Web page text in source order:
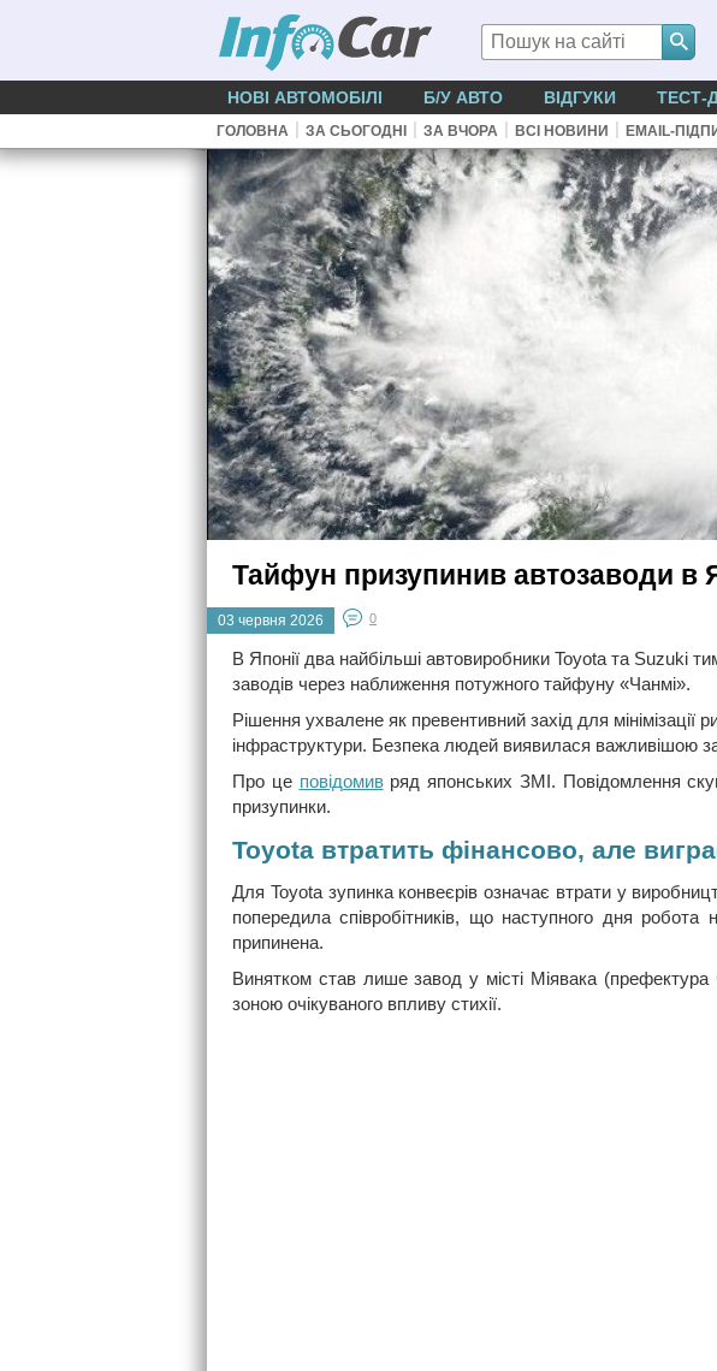
НОВІ АВТОМОБІЛІ Б/У АВТО ВІДГУКИ ТЕСТ-
ГОЛОВНА | ЗА СЬОГОДНІ | ЗА ВЧОРА | ВСІ НОВИНИ | EMAIL-
Тайфун призупинив автозаводи в
03 червня 2026 0
В Японії два найбільші автовиробники Toyota та Suzuki
заводів через наближення потужного тайфуну «Чанмі».
Рішення ухвалене як превентивний захід для мінімізації
інфраструктури. Безпека людей виявилася важливішою
Про це повідомивряд японських ЗМІ. Повідомлення
призупинки.
Toyota втратить фінансово, але
Для Toyota зупинка конвеєрів означає втрати у
попередила співробітників, що наступного дня робота
припинена.
Винятком став лише завод у місті Міявака
зоною очікуваного впливу стихії.